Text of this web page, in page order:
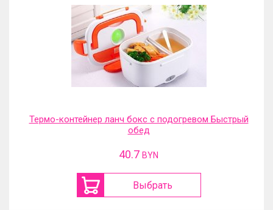
Термо-контейнер ланч бокс с подогревом Быстрый
обед
40.7 BYN
Выбрать